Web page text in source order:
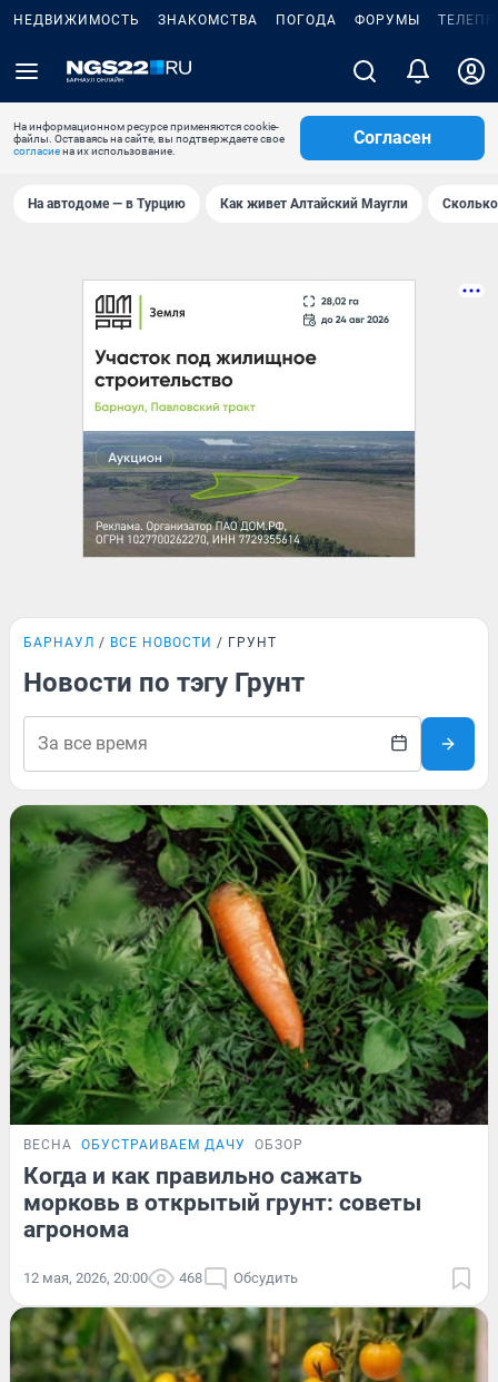
НЕДВИЖИМОСТЬ ЗНАКОМСТВА ПОГОДА ФОРУМЫ
На информационном ресурсе применяются cookie-
файлы. Оставаясь на сайте, вы подтверждаете свое
согласиена их использование.
Согласен
На автодоме — в Турцию Как живет Алтайский Маугли
БАРНАУЛ ВСЕ НОВОСТИ ГРУНТ
Новости по тэгу Грунт
ВЕСНА ОБУСТРАИВАЕМ ДАЧУ ОБЗОР
Когда и как правильно сажать
морковь в открытый грунт: советы
агронома
12 мая, 2026, 20:00 468 Обсудить